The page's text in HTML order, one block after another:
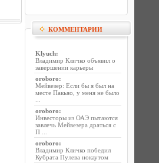
КОММЕНТАРИИ
Klyuch:
Владимир Кличко объявил о
завершении карьеры
oroboro:
Мейвезер: Если бы я был на
месте Пакьяо, у меня не было
oroboro:
Инвесторы из ОАЭ пытаются
завлечь Мейвезера драться с
П ...
oroboro:
Владимир Кличко победил
Кубрата Пулева нокаутом